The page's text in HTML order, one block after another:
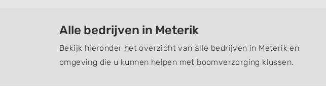
Alle bedrijven in Meterik
Bekijk hieronder het overzicht van alle bedrijven in Meterik en
omgeving die u kunnen helpen met boomverzorging klussen.